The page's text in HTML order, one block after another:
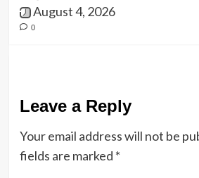
August 4, 2026
0
Leave a Reply
Your email address will not be
fields are marked *